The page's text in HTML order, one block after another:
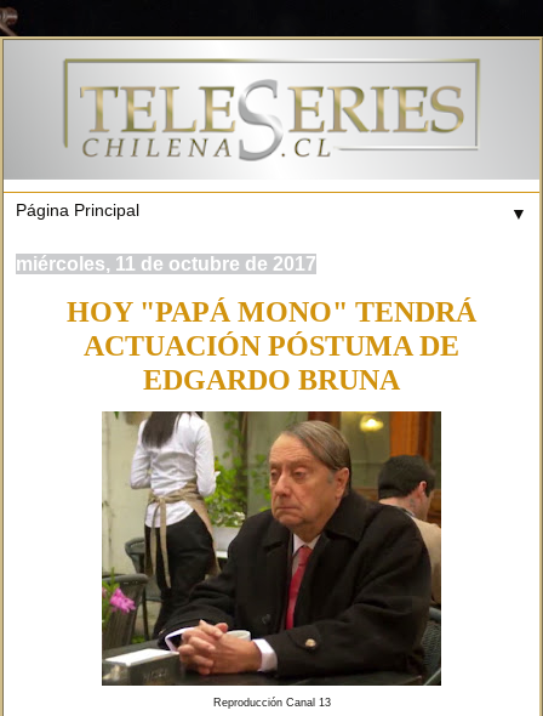
▼
miércoles, 11 de octubre de 2017
HOY "PAPÁ MONO" TENDRÁ
ACTUACIÓN PÓSTUMA DE
EDGARDO BRUNA
Reproducción Canal 13